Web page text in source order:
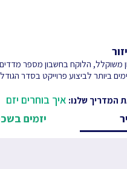
משוקלל, הלוקח בחשבון מספר
ביותר לביצוע פרוייקט בסדר
המדריך שלנו: איך בוחרים יזם
יזמים